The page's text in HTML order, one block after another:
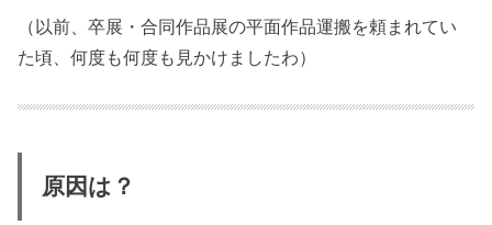
（以前、卒展・合同作品展の平面作品運搬を頼まれてい
た頃、何度も何度も見かけましたわ）
原因は？